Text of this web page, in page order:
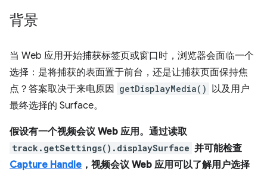
背景
当 Web 应用开始捕获标签页或窗口时，浏览器会面临一个
选择：是将捕获的表面置于前台，还是让捕获页面保持焦
点？答案取决于来电原因
getDisplayMedia() 以及用户
最终选择的 Surface。
假设有一个视频会议 Web 应用。通过读取
track.getSettings().displaySurface 并可能检查
Capture Handle ，视频会议 Web 应用可以了解用户选择